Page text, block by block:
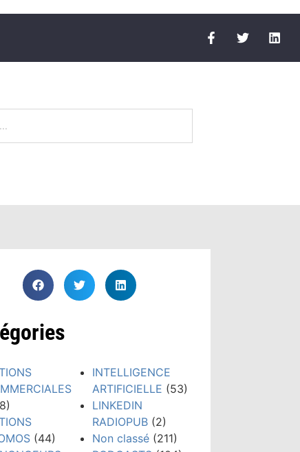
(44)
INTELLIGENCE
ARTIFICIELLE (53)
LINKEDIN
RADIOPUB(2)
Non classé(211)